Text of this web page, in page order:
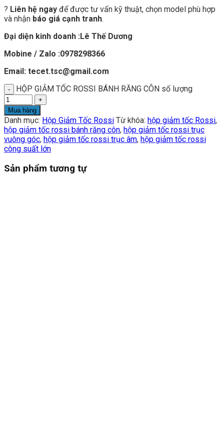
? Liên hệ ngay để được tư vấn kỹ thuật, chọn model phù hợp
và nhận báo giá cạnh tranh.
Đại diện kinh doanh :Lê Thế Dương
Mobine / Zalo :0978298366
Email: tecet.tsc@gmail.com
HỘP GIẢM TỐC ROSSI BÁNH RĂNG CÔN số lượng
Mua hàng
Danh mục: Hộp Giảm Tốc Rossi Từ khóa: hộp giảm tốc Rossi,
hộp giảm tốc rossi bánh răng côn, hộp giảm tốc rossi trục
vuông góc, hộp giảm tốc rossi trục âm, hộp giảm tốc rossi
công suất lớn
Sản phẩm tương tự